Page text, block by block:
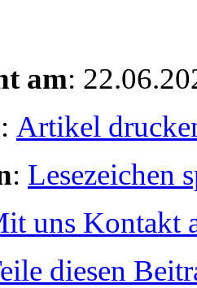
am:
: Artikel
: Lesezeichen
uns Kontakt
diesen